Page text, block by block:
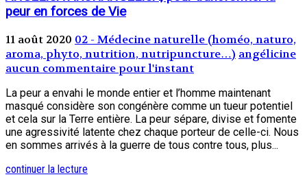
peur en forces de Vie
11 août 2020 02 - Médecine naturelle (homéo, naturo,
aroma, phyto, nutrition, nutripuncture…) angélicine
aucun commentaire pour l'instant
La peur a envahi le monde entier et l’homme maintenant
masqué considère son congénère comme un tueur potentiel
et cela sur la Terre entière. La peur sépare, divise et fomente
une agressivité latente chez chaque porteur de celle-ci. Nous
en sommes arrivés à la guerre de tous contre tous, plus...
continuer la lecture